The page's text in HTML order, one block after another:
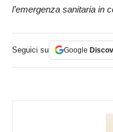
l’emergenza sanitaria in
Seguici su Google